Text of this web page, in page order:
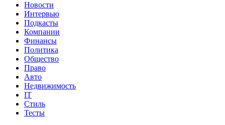
Новости
Интервью
Подкасты
Компании
Финансы
Политика
Общество
Право
Авто
Недвижимость
IT
Стиль
Тесты